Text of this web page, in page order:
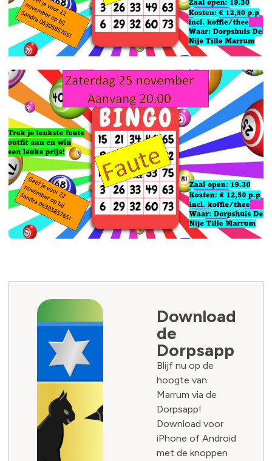
Download
de
Dorpsapp
Blijf nu op de
hoogte van
Marrum via de
Dorpsapp!
Download voor
iPhone of Android
met de knoppen